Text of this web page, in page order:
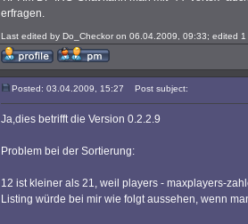
erfragen.
Last edited by Do_Checkor on 06.04.2009, 09:33; edited 1
Posted: 03.04.2009, 15:27 Post subject:
Ja,dies betrifft die Version 0.2.2.9
Problem bei der Sortierung:
12 ist kleiner als 21, weil players - maxplayers-
Listing würde bei mir wie folgt aussehen, wenn